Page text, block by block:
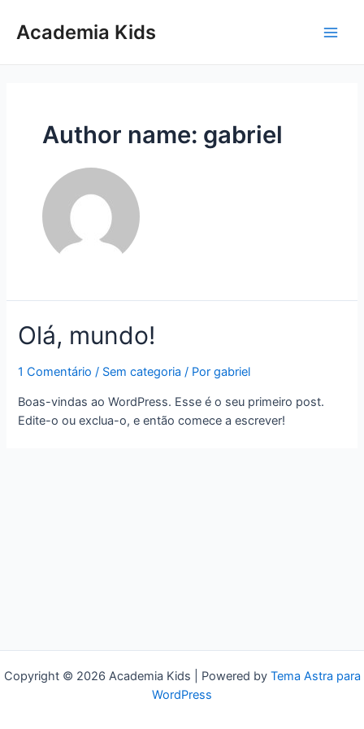
paraAcademia Kids
Author name: gabriel
Olá, mundo!
1 Comentário / Sem categoria / Porgabriel
Boas-vindas ao WordPress. Esse é o seu primeiro post.
Edite-o ou exclua-o, e então comece a escrever!
Copyright © 2026 Academia Kids | Powered by Tema Astra para
WordPress